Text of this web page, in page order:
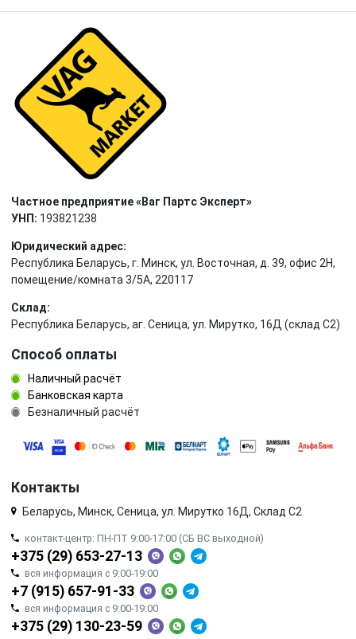
Частное предприятие «Ваг Партс Эксперт»
УНП: 193821238
Юридический адрес:
Республика Беларусь, г. Минск, ул. Восточная, д. 39, офис 2Н,
помещение/комната 3/5А, 220117
Склад:
Республика Беларусь, аг. Сеница, ул. Мирутко, 16Д (склад С2)
Способ оплаты
Наличный расчёт
Банковская карта
Безналичный расчёт
Контакты
Беларусь, Минск, Сеница, ул. Мирутко 16Д, Склад С2
контакт-центр: ПН-ПТ 9:00-17:00 (СБ ВС выходной)
+375 (29) 653-27-13
вся информация с 9:00-19:00
+7 (915) 657-91-33
вся информация с 9:00-19:00
+375 (29) 130-23-59